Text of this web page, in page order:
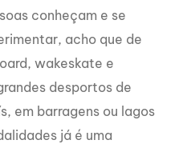
conheçam e se
acho que de
wakeskate e
desportos de
em barragens ou lagos
já é uma